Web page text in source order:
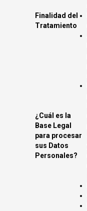
Finalidad del
Tratamiento
¿Cuál es la
Base Legal
para procesar
sus Datos
Personales?